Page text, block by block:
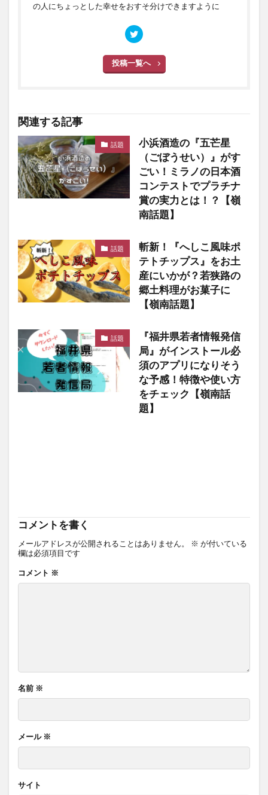
の人にちょっとした幸せをおすそ分けできますように
投稿一覧へ
関連する記事
話題
小浜酒造の『五芒星
（ごぼうせい）』がす
ごい！ミラノの日本酒
コンテストでプラチナ
賞の実力とは！？【嶺
南話題】
話題
斬新！『へしこ風味ポ
テトチップス』をお土
産にいかが？若狭路の
郷土料理がお菓子に
【嶺南話題】
話題
『福井県若者情報発信
局』がインストール必
須のアプリになりそう
な予感！特徴や使い方
をチェック【嶺南話
題】
コメントを書く
メールアドレスが公開されることはありません。 ※ が付いている
欄は必須項目です
コメント ※
名前 ※
メール ※
サイト